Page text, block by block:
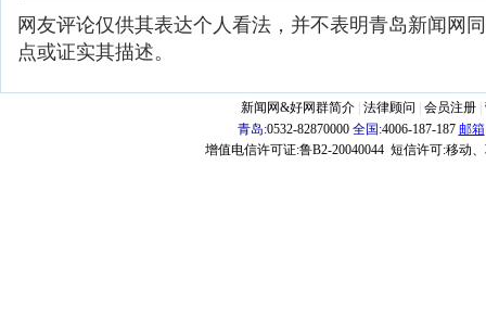
网友评论仅供其表达个人看法，并不表明青岛新闻网
点或证实其描述。